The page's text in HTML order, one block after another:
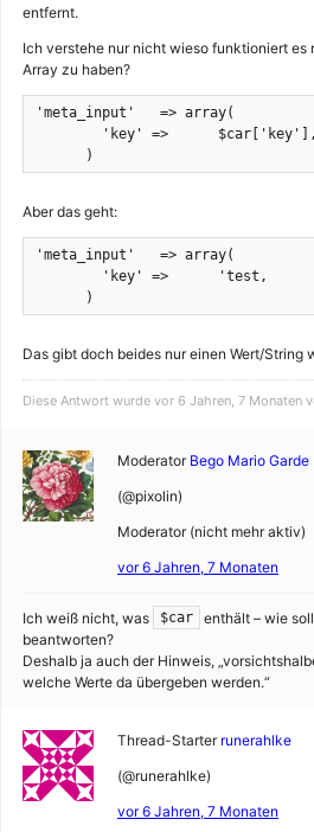
entfernt.
Ich verstehe nur nicht wieso funktioniert es
Array zu haben?
'meta_input'   => array(
        'key' =>      $car['key'],
      )
Aber das geht:
'meta_input'   => array(
        'key' =>      'test,
      )
Das gibt doch beides nur einen Wert/String
Diese Antwort wurde vor 6 Jahren, 7 Monaten
Moderator Bego Mario Garde
(@pixolin)
Moderator (nicht mehr aktiv)
vor 6 Jahren, 7 Monaten
Ich weiß nicht, was $car
enthält – wie
beantworten?
Deshalb ja auch der Hinweis,
welche Werte da übergeben werden.“
Thread-Starter runerahlke
(@runerahlke)
vor 6 Jahren, 7 Monaten